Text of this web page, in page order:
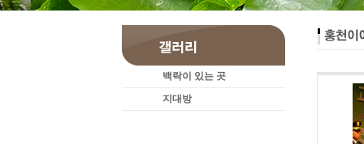
백락이 있는 곳
지대방